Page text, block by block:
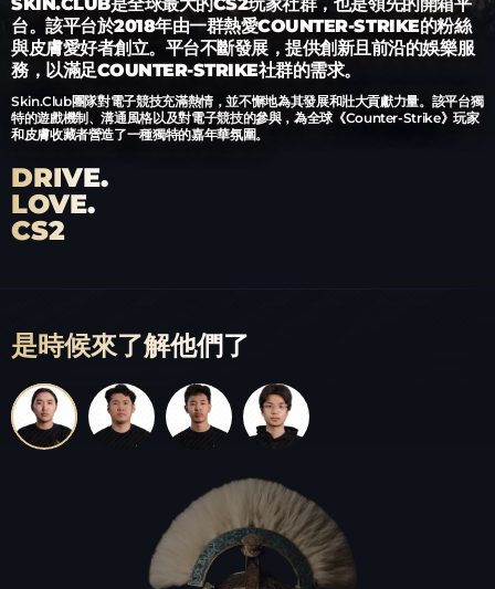
SKIN.CLUB是全球最大的CS2玩家社群，也是領先的開箱平
台。該平台於2018年由一群熱愛COUNTER-STRIKE的粉絲
與皮膚愛好者創立。平台不斷發展，提供創新且前沿的娛樂服
務，以滿足COUNTER-STRIKE社群的需求。
Skin.Club團隊對電子競技充滿熱情，並不懈地為其發展和壯大貢獻力量。該平台獨
特的遊戲機制、溝通風格以及對電子競技的參與，為全球《Counter-Strike》玩家
和皮膚收藏者營造了一種獨特的嘉年華氛圍。
DRIVE.
LOVE.
CS2
是時候來了解他們了